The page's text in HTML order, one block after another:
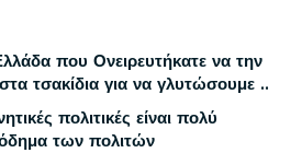
που Ονειρευτήκατε να την
τσακίδια για να γλυτώσουμε ..
πολιτικές είναι πολύ
των πολιτών